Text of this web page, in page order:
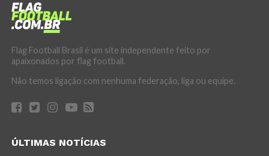
Flag Football Brasil é um site independente feito por
apaixonados por flag football.
Não temos ligação com nenhuma federação, liga ou equipe.
ÚLTIMAS NOTÍCIAS